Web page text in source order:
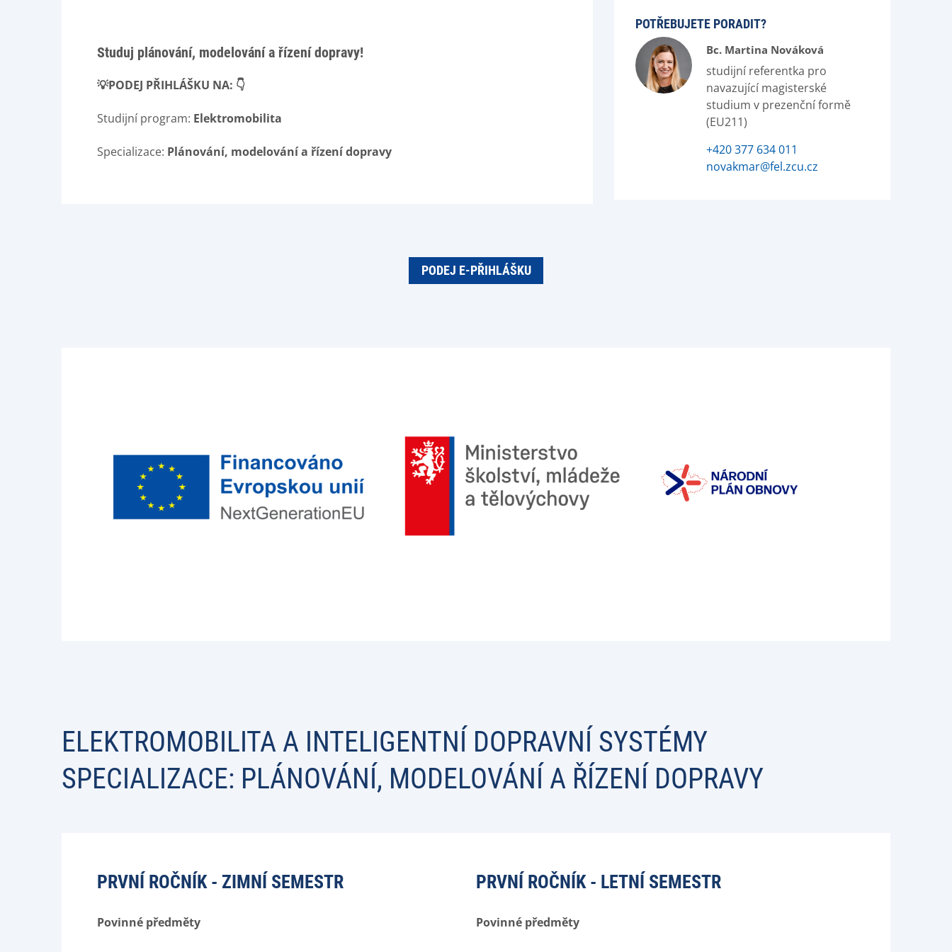
Studuj plánování, modelování a řízení dopravy!
💡PODEJ PŘIHLÁŠKU NA: 👇
Studijní program: Elektromobilita
Specializace: Plánování, modelování a řízení dopravy
POTŘEBUJETE PORADIT?
Bc. Martina Nováková
studijní referentka pro
navazující magisterské
studium v prezenční formě
(EU211)
+420 377 634 011
novakmar@fel.zcu.cz
PODEJ E-PŘIHLÁŠKU
ELEKTROMOBILITA A INTELIGENTNÍ DOPRAVNÍ SYSTÉMY
SPECIALIZACE: PLÁNOVÁNÍ, MODELOVÁNÍ A ŘÍZENÍ DOPRAVY
PRVNÍ ROČNÍK - ZIMNÍ SEMESTR
Povinné předměty
PRVNÍ ROČNÍK - LETNÍ SEMESTR
Povinné předměty